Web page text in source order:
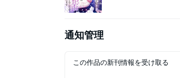
通知管理
この作品の新刊情報を受け取る